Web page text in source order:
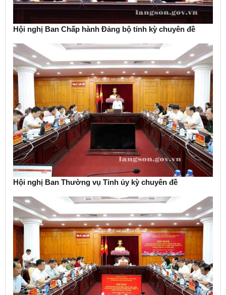
Hội nghị Ban Chấp hành Đảng bộ tỉnh kỳ chuyên đề
Hội nghị Ban Thường vụ Tỉnh ủy kỳ chuyên đề